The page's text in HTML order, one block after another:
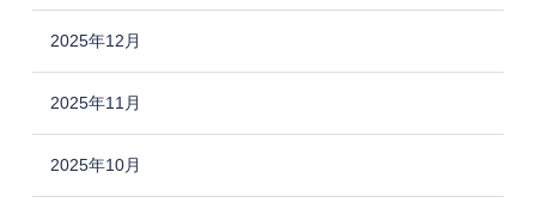
2025年12月
2025年11月
2025年10月